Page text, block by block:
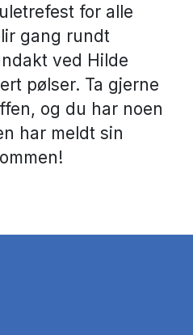
for alle
gang rundt
ved Hilde
pølser. Ta gjerne
og du har noen
har meldt sin